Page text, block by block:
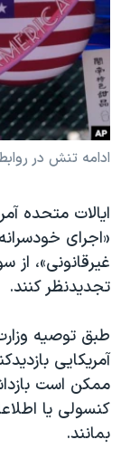
فرهنگ و زندگی
حقوق شهروندی
اقتصادی
علم و فناوری
آرشیو پخش زنده
مستندها
انتخابات ریاست
حمله جمهوری
رمز مهسا
مجموعه
تریبونال مردمی
دادگاه حمید نوری
قانون شفافیت
اعتراضات مردمی
اسرائیل در جنگ
نرگس محمدی
دنبال کنید
زبانهای
ادامه تنش در
ایالات متحده
«اجرای
غیرقانونی»،
تجدیدنظر کنند.
طبق توصیه
آمریکایی
ممکن است
کنسولی یا
بمانند.